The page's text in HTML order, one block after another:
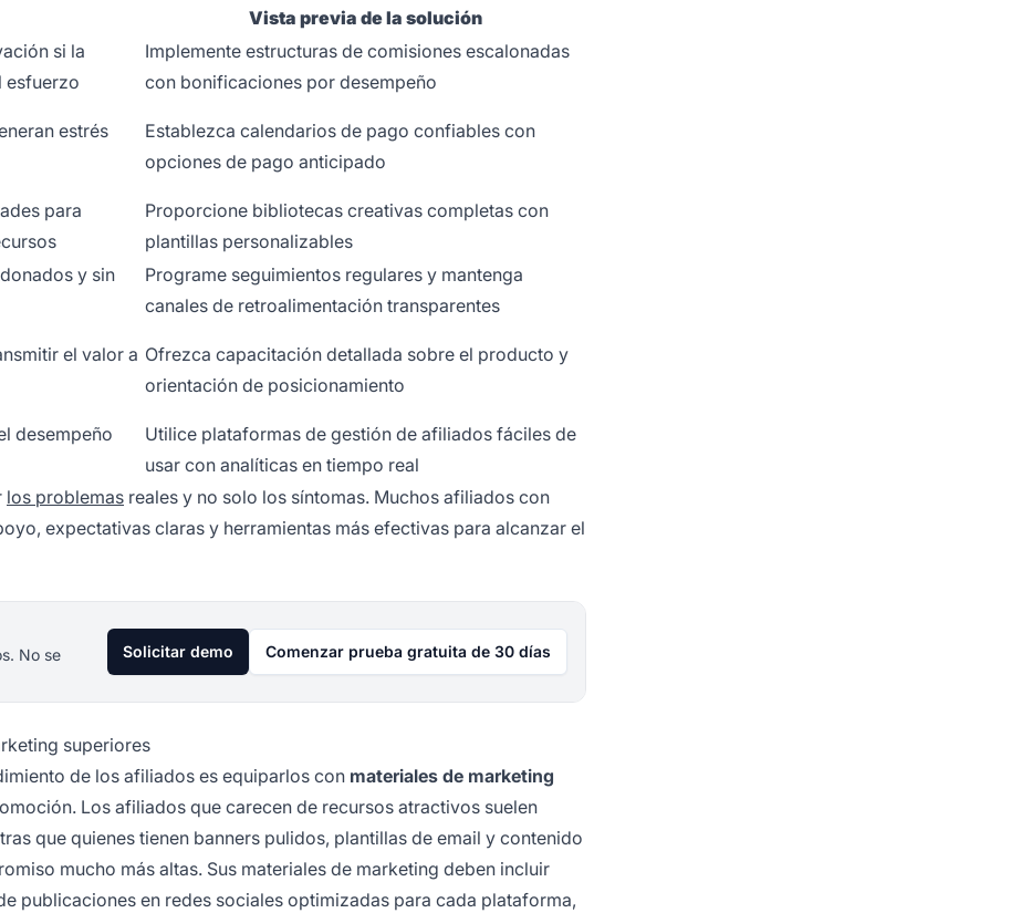
Vista previa de la solución
si la
esfuerzo
Implemente estructuras de comisiones escalonadas
con bonificaciones por desempeño
estrés
Establezca calendarios de pago confiables con
opciones de pago anticipado
para
Proporcione bibliotecas creativas completas con
plantillas personalizables
y sin
Programe seguimientos regulares y mantenga
canales de retroalimentación transparentes
el valor a Ofrezca capacitación detallada sobre el producto y
orientación de posicionamiento
desempeño
Utilice plataformas de gestión de afiliados fáciles de
usar con analíticas en tiempo real
los problemas reales y no solo los síntomas. Muchos afiliados con
expectativas claras y herramientas más efectivas para alcanzar el
No se
Solicitar demo Comenzar prueba gratuita de 30 días
superiores
de los afiliados es equiparlos con materiales de marketing
Los afiliados que carecen de recursos atractivos suelen
que quienes tienen banners pulidos, plantillas de email y contenido
mucho más altas. Sus materiales de marketing deben incluir
publicaciones en redes sociales optimizadas para cada plataforma,